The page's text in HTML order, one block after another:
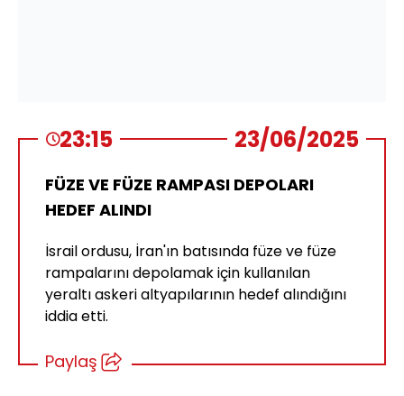
23:15 23/06/2025
FÜZE VE FÜZE RAMPASI DEPOLARI
HEDEF ALINDI
İsrail ordusu, İran'ın batısında füze ve füze
rampalarını depolamak için kullanılan
yeraltı askeri altyapılarının hedef alındığını
iddia etti.
Paylaş